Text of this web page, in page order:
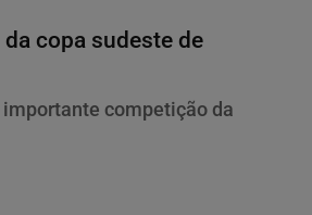
copa sudeste de
competição da